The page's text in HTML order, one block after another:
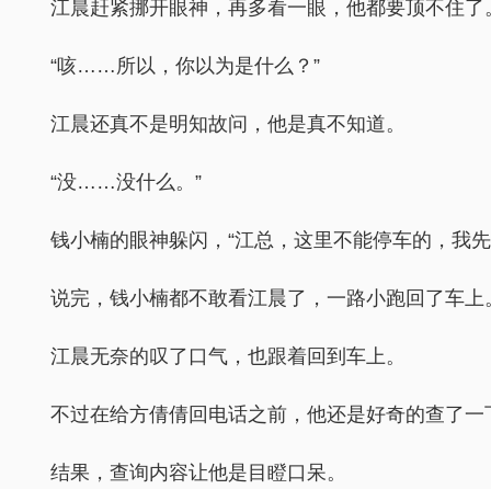
江晨赶紧挪开眼神，再多看一眼，他都要顶不住了
“咳……所以，你以为是什么？”
江晨还真不是明知故问，他是真不知道。
“没……没什么。”
钱小楠的眼神躲闪，“江总，这里不能停车的，我
说完，钱小楠都不敢看江晨了，一路小跑回了车上
江晨无奈的叹了口气，也跟着回到车上。
不过在给方倩倩回电话之前，他还是好奇的查了一
结果，查询内容让他是目瞪口呆。